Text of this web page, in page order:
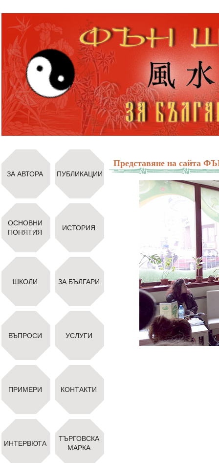
ЗА АВТОРА ПУБЛИКАЦИИ
ОСНОВНИ
ПОНЯТИЯ
ИСТОРИЯ
ШКОЛИ ЗА БЪЛГАРИ
ВЪПРОСИ УСЛУГИ
ПРИМЕРИ КОНТАКТИ
ИНТЕРВЮТА
ТЪРГОВСКА
МАРКА
Представяне на сайта